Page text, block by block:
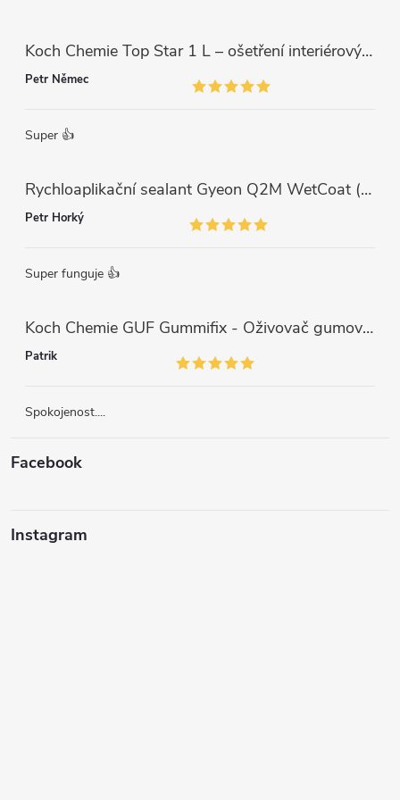
Koch Chemie Top Star 1 L – ošetření interiérových plastů, ochrana a matný vzhled
Petr Němec
Super 👍
Rychloaplikační sealant Gyeon Q2M WetCoat (1 L)
Petr Horký
Super funguje 👍
Koch Chemie GUF Gummifix - Oživovač gumových koberců (1000ml)
Patrik
Spokojenost....
Facebook
Instagram